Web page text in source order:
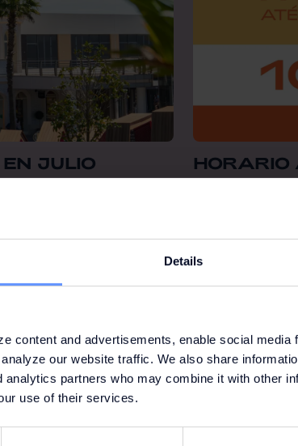
Details
content and advertisements, enable social
our website traffic. We also share
partners who may combine it with other
use of their services.
JULIO
Entre nuevas
HORARIO
Este verano